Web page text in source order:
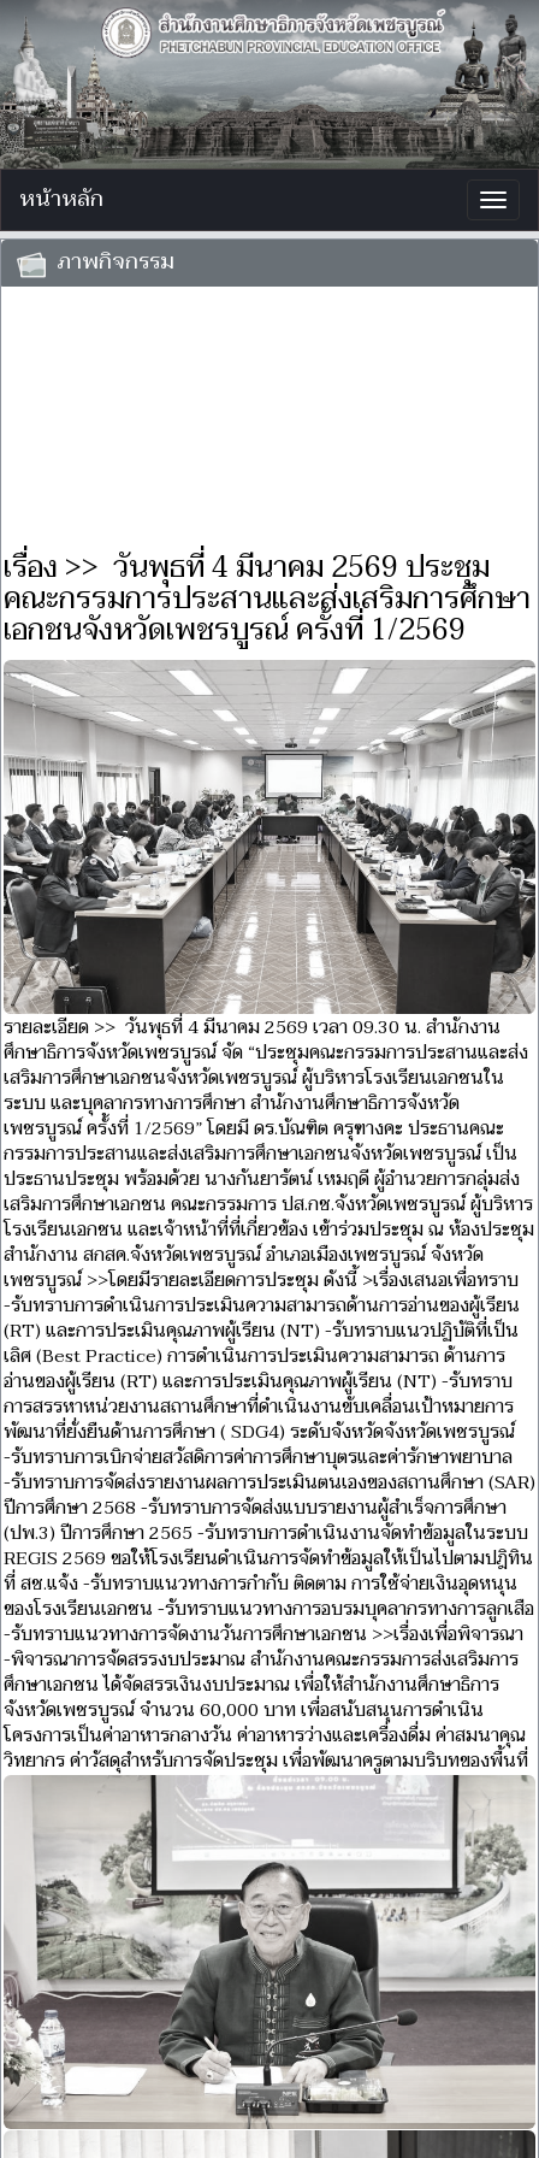
หน้าหลัก
ภาพกิจกรรม
เรื่อง >> วันพุธที่ 4 มีนาคม 2569 ประชุม
คณะกรรมการประสานและส่งเสริมการศึกษา
เอกชนจังหวัดเพชรบูรณ์ ครั้งที่ 1/2569
รายละเอียด >> วันพุธที่ 4 มีนาคม 2569 เวลา 09.30 น. สำนักงาน
ศึกษาธิการจังหวัดเพชรบูรณ์ จัด “ประชุมคณะกรรมการประสานและส่ง
เสริมการศึกษาเอกชนจังหวัดเพชรบูรณ์ ผู้บริหารโรงเรียนเอกชนใน
ระบบ และบุคลากรทางการศึกษา สำนักงานศึกษาธิการจังหวัด
เพชรบูรณ์ ครั้งที่ 1/2569” โดยมี ดร.บัณฑิต ครุฑางคะ ประธานคณะ
กรรมการประสานและส่งเสริมการศึกษาเอกชนจังหวัดเพชรบูรณ์ เป็น
ประธานประชุม พร้อมด้วย นางกันยารัตน์ เหมฤดี ผู้อำนวยการกลุ่มส่ง
เสริมการศึกษาเอกชน คณะกรรมการ ปส.กช.จังหวัดเพชรบูรณ์ ผู้บริหาร
โรงเรียนเอกชน และเจ้าหน้าที่ที่เกี่ยวข้อง เข้าร่วมประชุม ณ ห้องประชุม
สำนักงาน สกสค.จังหวัดเพชรบูรณ์ อำเภอเมืองเพชรบูรณ์ จังหวัด
เพชรบูรณ์ >>โดยมีรายละเอียดการประชุม ดังนี้ >เรื่องเสนอเพื่อทราบ
-รับทราบการดำเนินการประเมินความสามารถด้านการอ่านของผู้เรียน
(RT) และการประเมินคุณภาพผู้เรียน (NT) -รับทราบแนวปฏิบัติที่เป็น
เลิศ (Best Practice) การดำเนินการประเมินความสามารถ ด้านการ
อ่านของผู้เรียน (RT) และการประเมินคุณภาพผู้เรียน (NT) -รับทราบ
การสรรหาหน่วยงานสถานศึกษาที่ดำเนินงานขับเคลื่อนเป้าหมายการ
พัฒนาที่ยั่งยืนด้านการศึกษา ( SDG4) ระดับจังหวัดจังหวัดเพชรบูรณ์
-รับทราบการเบิกจ่ายสวัสดิการค่าการศึกษาบุตรและค่ารักษาพยาบาล
-รับทราบการจัดส่งรายงานผลการประเมินตนเองของสถานศึกษา (SAR)
ปีการศึกษา 2568 -รับทราบการจัดส่งแบบรายงานผู้สำเร็จการศึกษา
(ปพ.3) ปีการศึกษา 2565 -รับทราบการดำเนินงานจัดทำข้อมูลในระบบ
REGIS 2569 ขอให้โรงเรียนดำเนินการจัดทำข้อมูลให้เป็นไปตามปฎิทิน
ที่ สช.แจ้ง -รับทราบแนวทางการกำกับ ติดตาม การใช้จ่ายเงินอุดหนุน
ของโรงเรียนเอกชน -รับทราบแนวทางการอบรมบุคลากรทางการลูกเสือ
-รับทราบแนวทางการจัดงานวันการศึกษาเอกชน >>เรื่องเพื่อพิจารณา
-พิจารณาการจัดสรรงบประมาณ สำนักงานคณะกรรมการส่งเสริมการ
ศึกษาเอกชน ได้จัดสรรเงินงบประมาณ เพื่อให้สำนักงานศึกษาธิการ
จังหวัดเพชรบูรณ์ จำนวน 60,000 บาท เพื่อสนับสนุนการดำเนิน
โครงการเป็นค่าอาหารกลางวัน ค่าอาหารว่างและเครื่องดื่ม ค่าสมนาคุณ
วิทยากร ค่าวัสดุสำหรับการจัดประชุม เพื่อพัฒนาครูตามบริบทของพื้นที่